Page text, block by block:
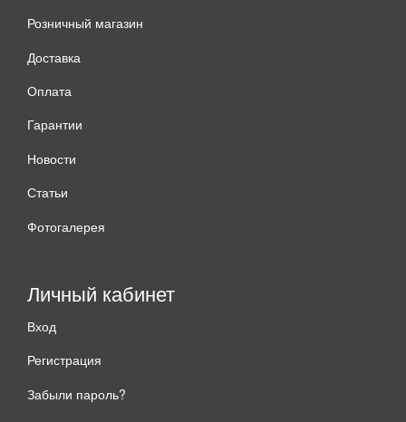
Розничный магазин
Доставка
Оплата
Гарантии
Новости
Статьи
Фотогалерея
Личный кабинет
Вход
Регистрация
Забыли пароль?